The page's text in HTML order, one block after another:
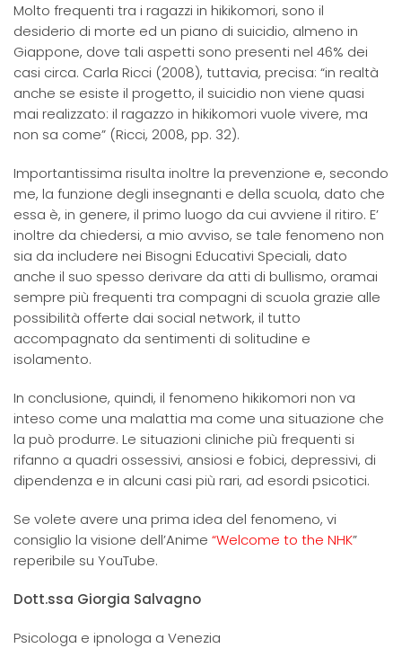
Molto frequenti tra i ragazzi in hikikomori, sono il
desiderio di morte ed un piano di suicidio, almeno in
Giappone, dove tali aspetti sono presenti nel 46% dei
casi circa. Carla Ricci (2008), tuttavia, precisa: “in realtà
anche se esiste il progetto, il suicidio non viene quasi
mai realizzato: il ragazzo in hikikomori vuole vivere, ma
non sa come” (Ricci, 2008, pp. 32).
Importantissima risulta inoltre la prevenzione e, secondo
me, la funzione degli insegnanti e della scuola, dato che
essa è, in genere, il primo luogo da cui avviene il ritiro. E’
inoltre da chiedersi, a mio avviso, se tale fenomeno non
sia da includere nei Bisogni Educativi Speciali, dato
anche il suo spesso derivare da atti di bullismo, oramai
sempre più frequenti tra compagni di scuola grazie alle
possibilità offerte dai social network, il tutto
accompagnato da sentimenti di solitudine e
isolamento.
In conclusione, quindi, il fenomeno hikikomori non va
inteso come una malattia ma come una situazione che
la può produrre. Le situazioni cliniche più frequenti si
rifanno a quadri ossessivi, ansiosi e fobici, depressivi, di
dipendenza e in alcuni casi più rari, ad esordi psicotici.
Se volete avere una prima idea del fenomeno, vi
consiglio la visione dell’Anime “Welcome to the NHK”
reperibile su YouTube.
Dott.ssa Giorgia Salvagno
Psicologa e ipnologa a Venezia